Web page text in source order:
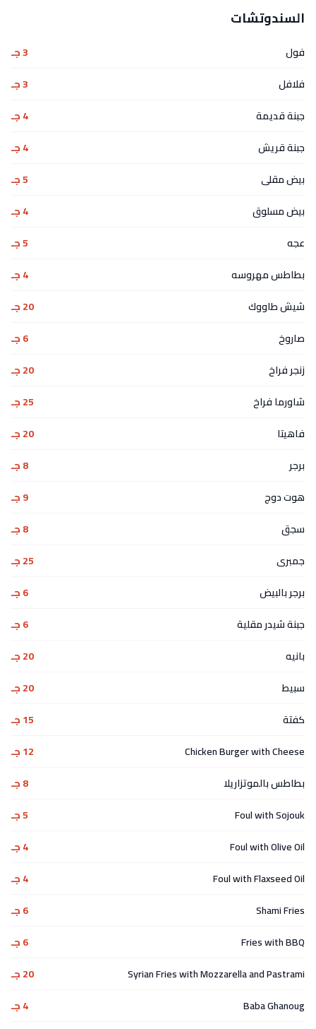
السندوتشات
فول
3 جـ
فلافل
3 جـ
جبنة قديمة
4 جـ
جبنة قريش
4 جـ
بيض مقلى
5 جـ
بيض مسلوق
4 جـ
عجه
5 جـ
بطاطس مهروسه
4 جـ
شيش طاووك
20 جـ
صاروخ
6 جـ
زنجر فراخ
20 جـ
شاورما فراخ
25 جـ
فاهيتا
20 جـ
برجر
8 جـ
هوت دوج
9 جـ
سجق
8 جـ
جمبرى
25 جـ
برجر بالبيض
6 جـ
جبنة شيدر مقلية
6 جـ
بانيه
20 جـ
سبيط
20 جـ
كفتة
15 جـ
Chicken Burger with Cheese
12 جـ
بطاطس بالموتزاريلا
8 جـ
Foul with Sojouk
5 جـ
Foul with Olive Oil
4 جـ
Foul with Flaxseed Oil
4 جـ
Shami Fries
6 جـ
Fries with BBQ
6 جـ
Syrian Fries with Mozzarella and Pastrami
20 جـ
Baba Ghanoug
4 جـ